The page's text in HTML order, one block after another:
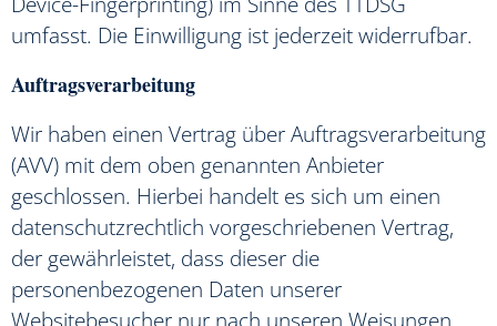
umfasst. Die Einwilligung ist jederzeit widerrufbar.
Auftragsverarbeitung
Wir haben einen Vertrag über Auftragsverarbeitung
(AVV) mit dem oben genannten Anbieter
geschlossen. Hierbei handelt es sich um einen
datenschutzrechtlich vorgeschriebenen Vertrag,
der gewährleistet, dass dieser die
personenbezogenen Daten unserer
Websitebesucher nur nach unseren Weisungen